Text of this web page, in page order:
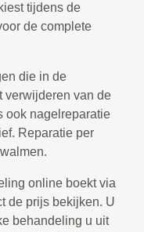
tijdens de
de complete
die in de
verwijderen van de
ook nagelreparatie
Reparatie per
online boekt via
de prijs bekijken. U
behandeling u uit